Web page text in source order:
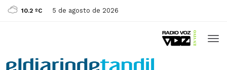
10.2 ºC 5 de agosto de 2026